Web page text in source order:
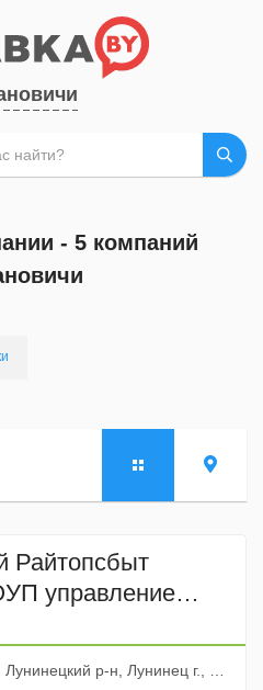
- 5 компаний
Райтопсбыт
управление
р-н, Лунинец г., ул. Промышленная, 11